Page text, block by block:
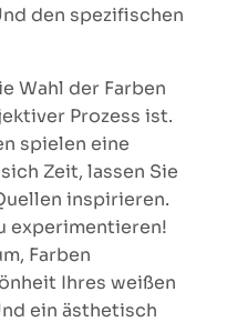
den spezifischen
Wahl der Farben
Prozess ist.
spielen eine
Zeit, lassen Sie
inspirieren.
experimentieren!
Farben
Ihres weißen
ein ästhetisch